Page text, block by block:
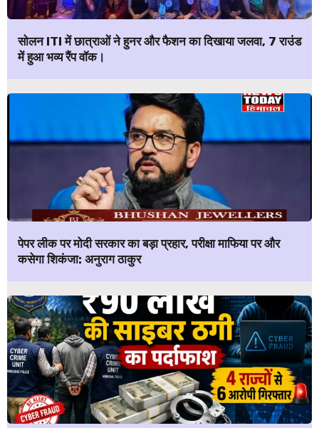
सोलन ITI में छात्राओं ने हुनर और फैशन का दिखाया जलवा, 7 राउंड
में हुआ भव्य रैंप वॉक।
पेपर लीक पर मोदी सरकार का बड़ा प्रहार, परीक्षा माफिया पर और
कसेगा शिकंजा: अनुराग ठाकुर